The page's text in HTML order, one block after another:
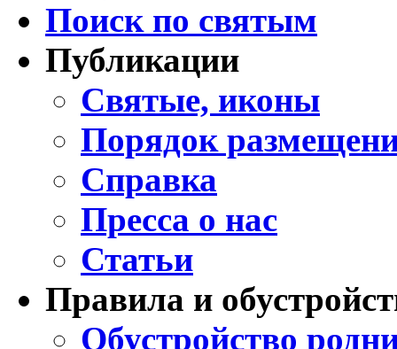
Поиск по святым
Публикации
Святые, иконы
Порядок
Справка
Пресса о нас
Статьи
Правила и
Обустройство